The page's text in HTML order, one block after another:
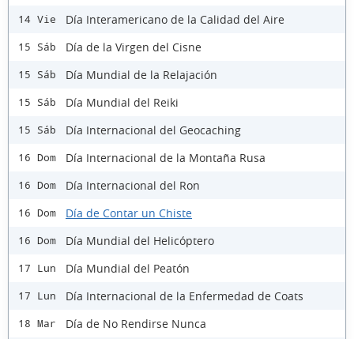
14 Vie Día Interamericano de la Calidad del Aire
15 Sáb Día de la Virgen del Cisne
15 Sáb Día Mundial de la Relajación
15 Sáb Día Mundial del Reiki
15 Sáb Día Internacional del Geocaching
16 Dom Día Internacional de la Montaña Rusa
16 Dom Día Internacional del Ron
16 Dom Día de Contar un Chiste
16 Dom Día Mundial del Helicóptero
17 Lun Día Mundial del Peatón
17 Lun Día Internacional de la Enfermedad de Coats
18 Mar Día de No Rendirse Nunca